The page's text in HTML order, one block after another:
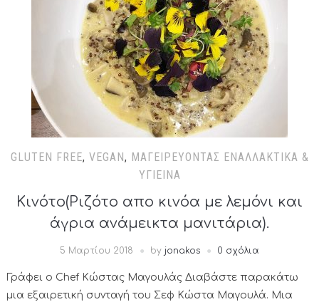
GLUTEN FREE, VEGAN, ΜΑΓΕΙΡΕΎΟΝΤΑΣ ΕΝΑΛΛΑΚΤΙΚΆ &
ΥΓΙΕΙΝΆ
Κινότο(Ριζότο απο κινόα με λεμόνι και
άγρια ανάμεικτα μανιτάρια).
5 Μαρτίου 2018 by jonakos 0 σχόλια
Γράφει ο Chef Κώστας Μαγουλάς Διαβάστε παρακάτω
μια εξαιρετική συνταγή του Σεφ Κώστα Μαγουλά. Μια